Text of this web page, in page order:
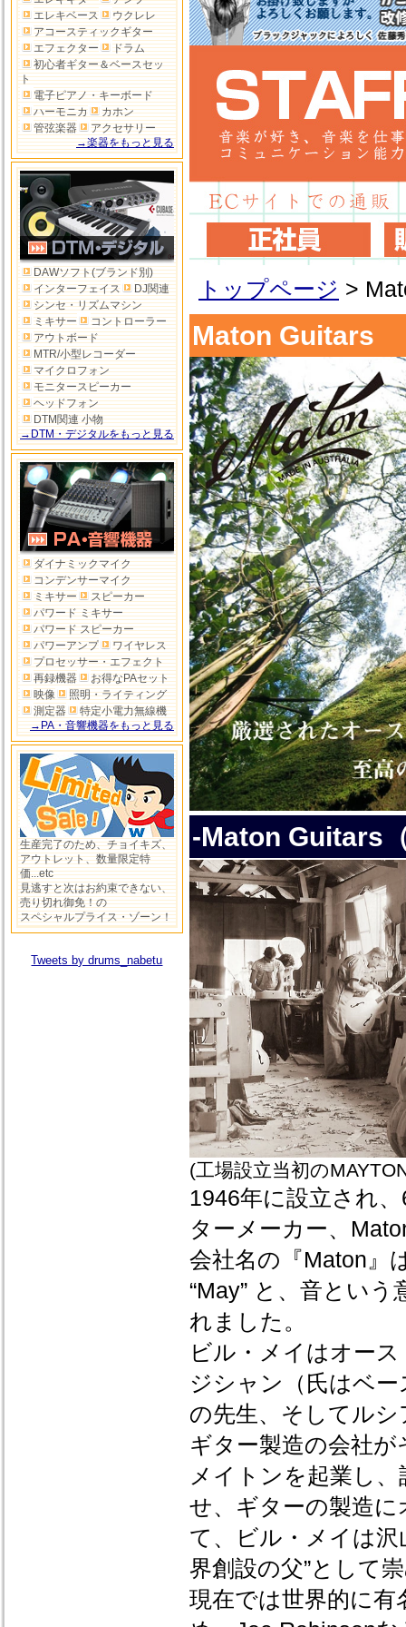
エレキベース
ウクレレ
アコースティックギター
エフェクター
ドラム
初心者ギター＆ベースセッ
ト
電子ピアノ・キーボード
ハーモニカ
カホン
管弦楽器
アクセサリー
→楽器をもっと見る
DAWソフト(ブランド別)
インターフェイス
DJ関連
シンセ・リズムマシン
ミキサー
コントローラー
アウトボード
MTR/小型レコーダー
マイクロフォン
モニタースピーカー
ヘッドフォン
DTM関連 小物
→DTM・デジタルをもっと見る
ダイナミックマイク
コンデンサーマイク
ミキサー
スピーカー
パワード ミキサー
パワード スピーカー
パワーアンプ
ワイヤレス
プロセッサー・エフェクト
再録機器
お得なPAセット
映像
照明・ライティング
測定器
特定小電力無線機
→PA・音響機器をもっと見る
生産完了のため、チョイキズ、
アウトレット、数量限定特
価...etc
見逃すと次はお約束できない、
売り切れ御免！の
スペシャルプライス・ゾーン！
Tweets by drums_nabetu
トップページ >
Maton Guitars
-Maton Guitars
(工場設立当初の
1946年に設立され
ターメーカー、
会社名の『Maton』
“May” と、音とい
れました。
ビル・メイはオー
ジシャン（氏はベ
の先生、そしてル
ギター製造の会社
メイトンを起業し
せ、ギターの製造
て、ビル・メイは
界創設の父”として
現在では世界的に